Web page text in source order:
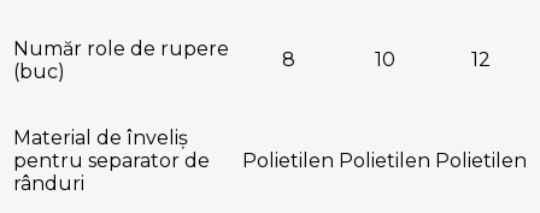
Număr role de rupere
(buc)
8 10 12
Material de înveliș
pentru separator de
rânduri
Polietilen Polietilen Polietilen